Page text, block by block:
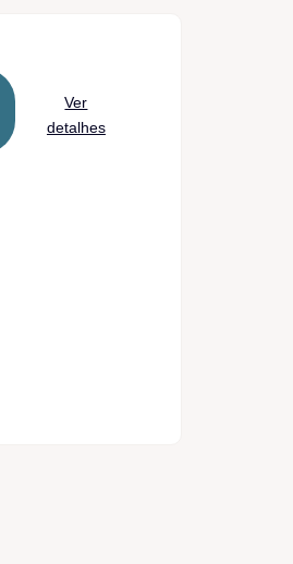
Ver
detalhes